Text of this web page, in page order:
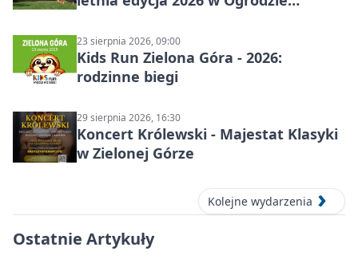
23 sierpnia 2026, 09:00
Kids Run Zielona Góra - 2026:
rodzinne biegi
29 sierpnia 2026, 16:30
Koncert Królewski - Majestat Klasyki
w Zielonej Górze
Kolejne wydarzenia
Ostatnie Artykuły